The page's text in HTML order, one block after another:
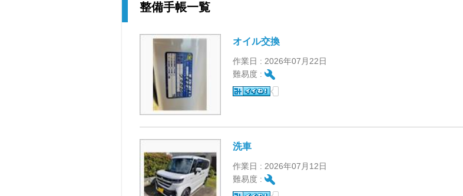
整備手帳一覧
オイル交換
作業日 : 2026年07月22日
難易度 :
洗車
作業日 : 2026年07月12日
難易度 :